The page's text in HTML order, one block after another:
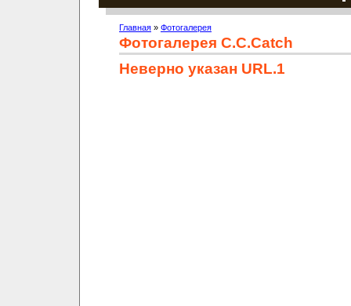
Главная » Фотогалерея
Фотогалерея C.C.Catch
Неверно указан URL.1